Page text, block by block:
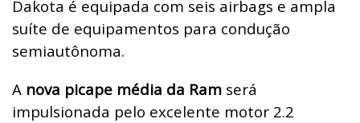
Dakota é equipada com seis airbags e ampla
suíte de equipamentos para condução
semiautônoma.
A nova picape média da Ram será
impulsionada pelo excelente motor 2.2